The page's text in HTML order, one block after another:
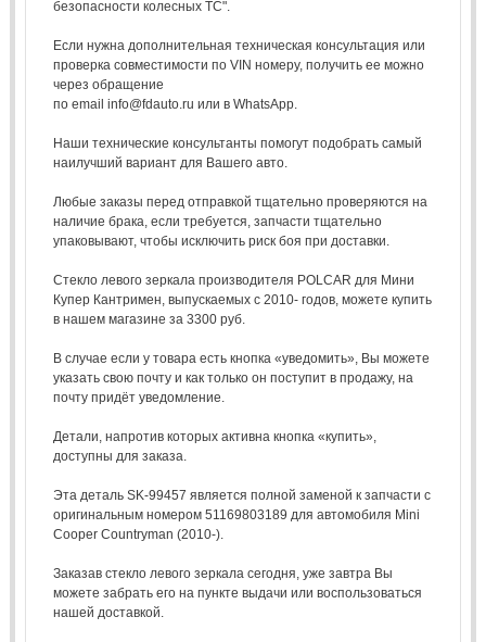
безопасности колесных ТС".
Если нужна дополнительная техническая консультация или
проверка совместимости по VIN номеру, получить ее можно
через обращение
по email info@fdauto.ru или в WhatsApp.
Наши технические консультанты помогут подобрать самый
наилучший вариант для Вашего авто.
Любые заказы перед отправкой тщательно проверяются на
наличие брака, если требуется, запчасти тщательно
упаковывают, чтобы исключить риск боя при доставки.
Стекло левого зеркала производителя POLCAR для Мини
Купер Кантримен, выпускаемых с 2010- годов, можете купить
в нашем магазине за 3300 руб.
В случае если у товара есть кнопка «уведомить», Вы можете
указать свою почту и как только он поступит в продажу, на
почту придёт уведомление.
Детали, напротив которых активна кнопка «купить»,
доступны для заказа.
Эта деталь SK-99457 является полной заменой к запчасти с
оригинальным номером 51169803189 для автомобиля Mini
Cooper Countryman (2010-).
Заказав стекло левого зеркала сегодня, уже завтра Вы
можете забрать его на пункте выдачи или воспользоваться
нашей доставкой.